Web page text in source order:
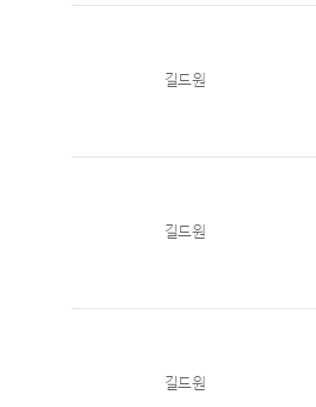
길드원
길드원
길드원